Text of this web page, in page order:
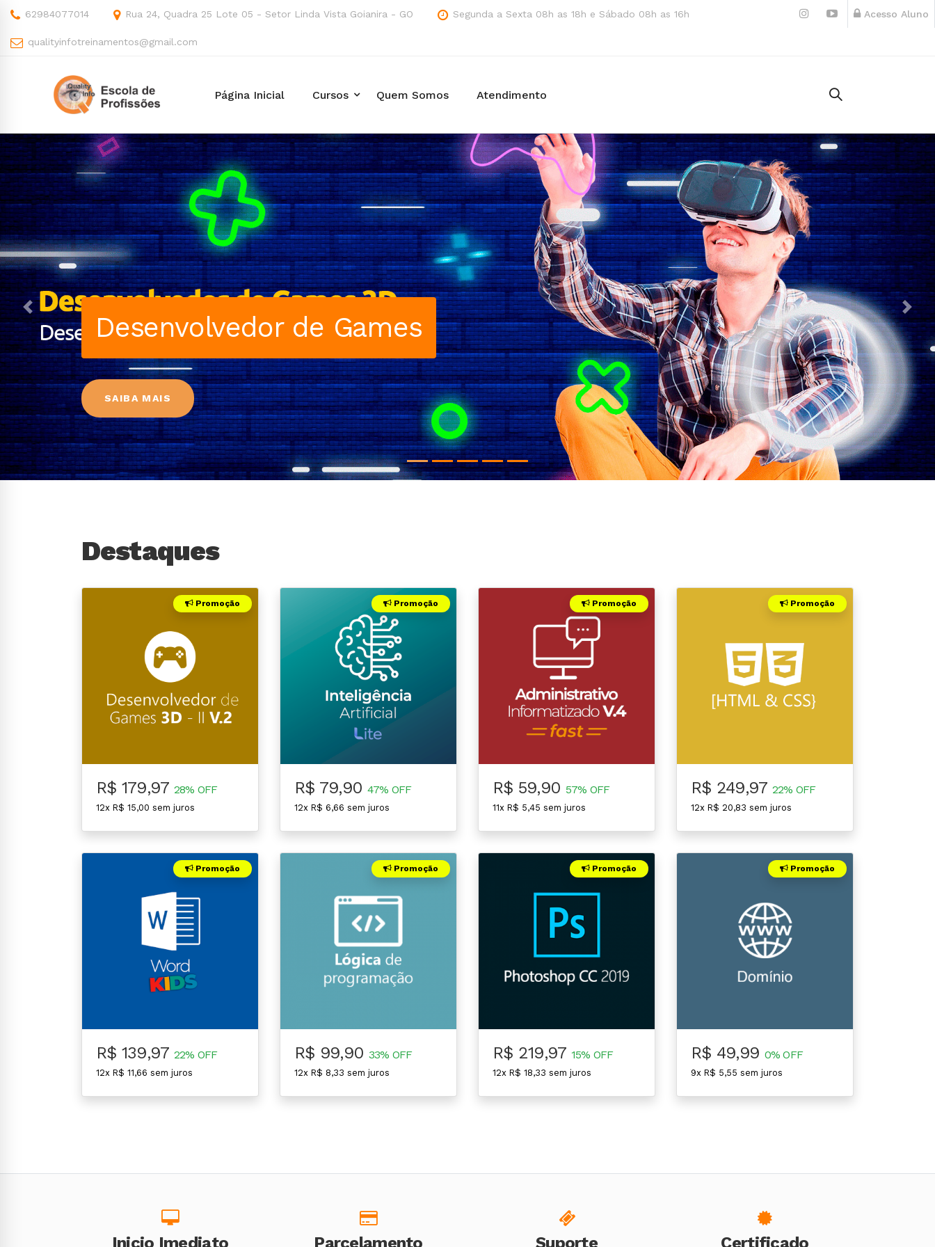
62984077014 Rua 24, Quadra 25 Lote 05 - Setor Linda Vista Goianira - GO Segunda a Sexta 08h as 18h e Sábado 08h as 16h
qualityinfotreinamentos@gmail.com
Acesso Aluno
Página Inicial Cursos Quem Somos Atendimento
Facebook Business
SAIBA MAIS
Anterior
Destaques
Promoção
R$ 179,97 28% OFF
12x R$ 15,00 sem juros
Promoção
R$ 79,90 47% OFF
12x R$ 6,66 sem juros
Promoção
R$ 59,90 57% OFF
11x R$ 5,45 sem juros
Promoção
R$ 249,97 22% OFF
12x R$ 20,83 sem juros
Promoção
R$ 139,97 22% OFF
12x R$ 11,66 sem juros
Promoção
R$ 99,90 33% OFF
12x R$ 8,33 sem juros
Promoção
R$ 219,97 15% OFF
12x R$ 18,33 sem juros
Promoção
R$ 49,99 0% OFF
9x R$ 5,55 sem juros
Inicio Imediato Parcelamento Suporte Certificado